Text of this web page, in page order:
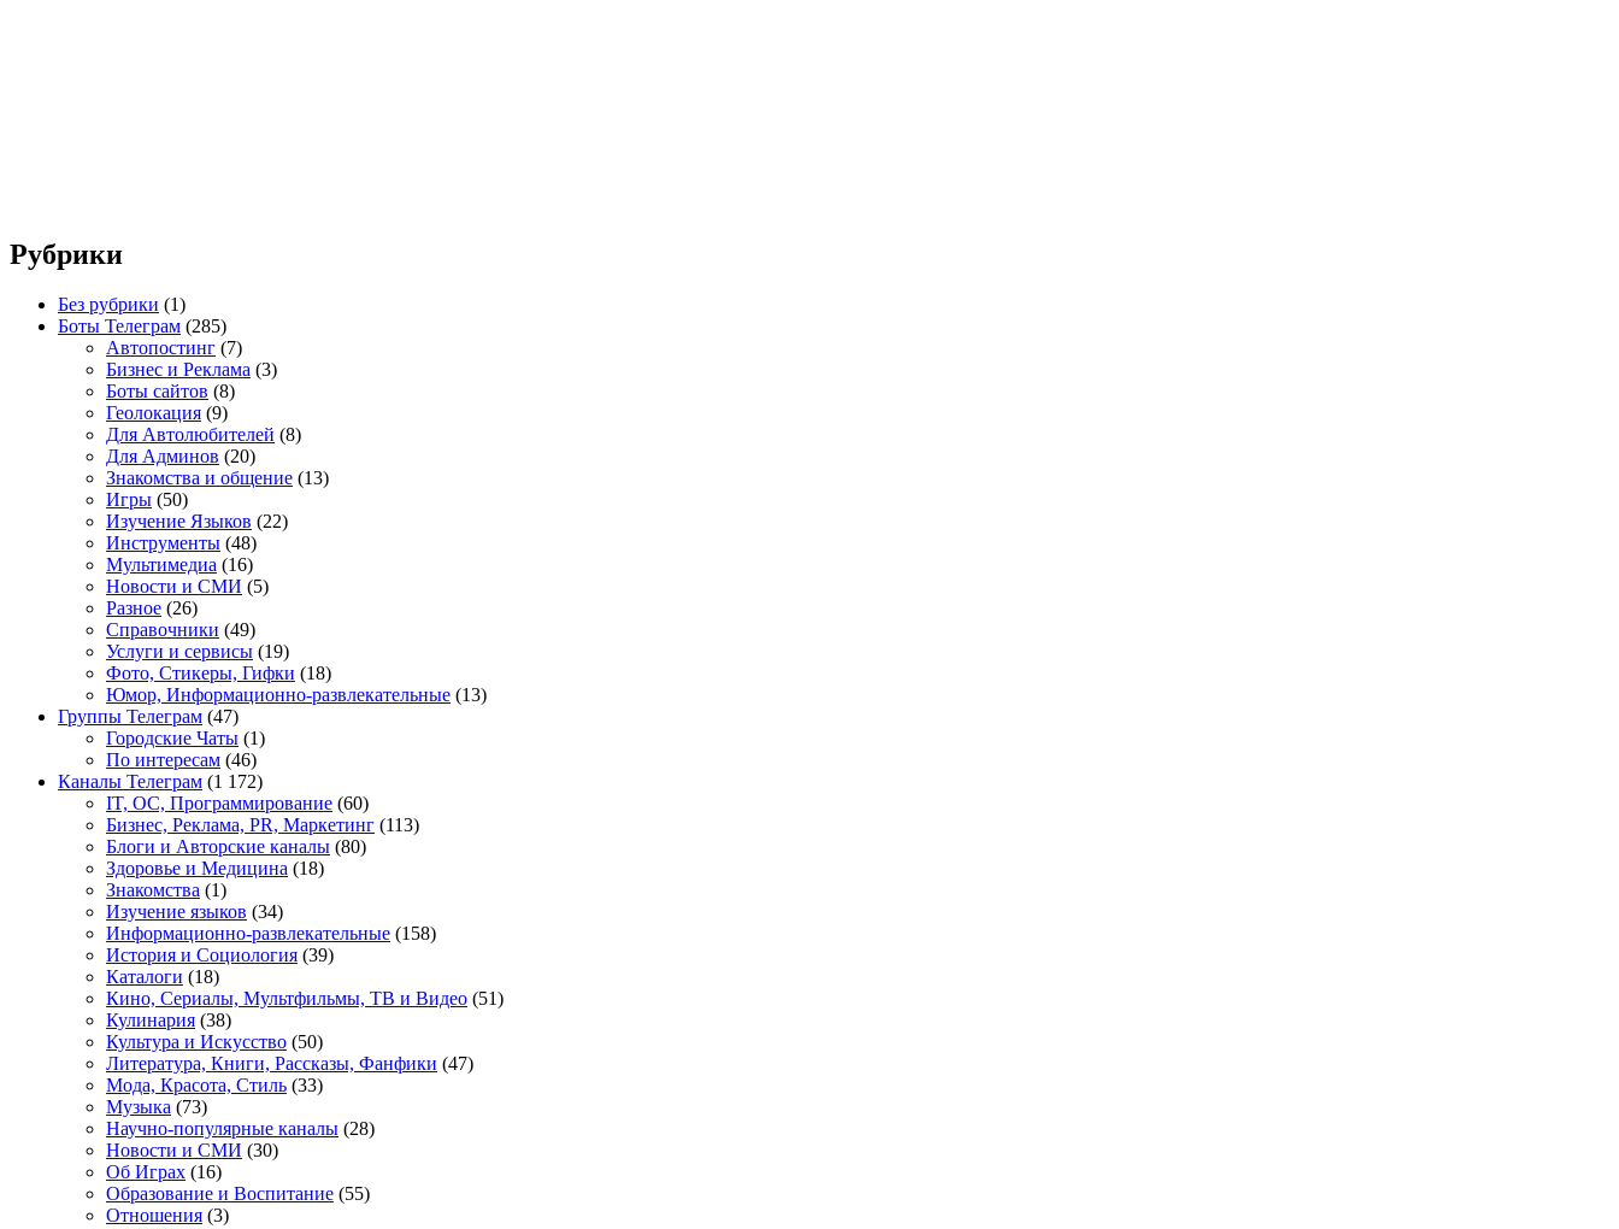
Рубрики
Без рубрики (1)
Боты Телеграм (285)
Автопостинг (7)
Бизнес и Реклама (3)
Боты сайтов (8)
Геолокация (9)
Для Автолюбителей (8)
Для Админов (20)
Знакомства и общение (13)
Игры (50)
Изучение Языков (22)
Инструменты (48)
Мультимедиа (16)
Новости и СМИ (5)
Разное (26)
Справочники (49)
Услуги и сервисы (19)
Фото, Стикеры, Гифки (18)
Юмор, Информационно-развлекательные (13)
Группы Телеграм (47)
Городские Чаты (1)
По интересам (46)
Каналы Телеграм (1 172)
IT, ОС, Программирование (60)
Бизнес, Реклама, PR, Маркетинг (113)
Блоги и Авторские каналы (80)
Здоровье и Медицина (18)
Знакомства (1)
Изучение языков (34)
Информационно-развлекательные (158)
История и Социология (39)
Каталоги (18)
Кино, Сериалы, Мультфильмы, ТВ и Видео (51)
Кулинария (38)
Культура и Искусство (50)
Литература, Книги, Рассказы, Фанфики (47)
Мода, Красота, Стиль (33)
Музыка (73)
Научно-популярные каналы (28)
Новости и СМИ (30)
Об Играх (16)
Образование и Воспитание (55)
Отношения (3)